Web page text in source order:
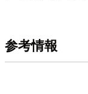
参考情報